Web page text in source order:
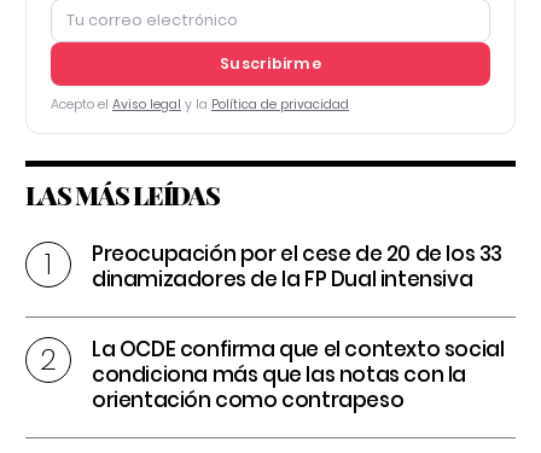
Suscribirme
Acepto el Aviso legal y la Política de privacidad
LAS MÁS LEÍDAS
Preocupación por el cese de 20 de los 33
dinamizadores de la FP Dual intensiva
La OCDE confirma que el contexto social
condiciona más que las notas con la
orientación como contrapeso